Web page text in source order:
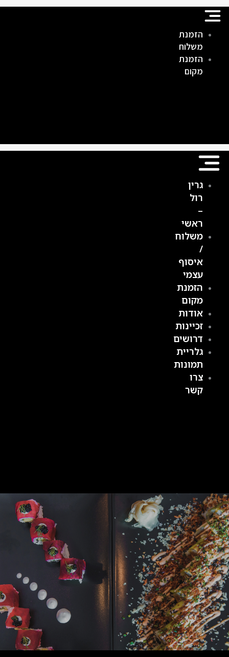
דילוג
לתוכן
הזמנת
משלוח
הזמנת
מקום
גרין
רול
–
ראשי
משלוח
/
איסוף
עצמי
הזמנת
מקום
אודות
זכיינות
דרושים
גלריית
תמונות
צרו
קשר